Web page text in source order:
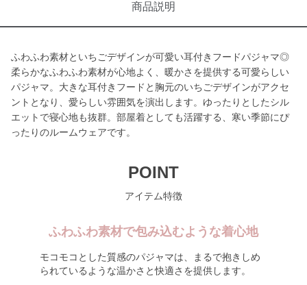
商品説明
ふわふわ素材といちごデザインが可愛い耳付きフードパジャマ◎
柔らかなふわふわ素材が心地よく、暖かさを提供する可愛らしい
パジャマ。大きな耳付きフードと胸元のいちごデザインがアクセ
ントとなり、愛らしい雰囲気を演出します。ゆったりとしたシル
エットで寝心地も抜群。部屋着としても活躍する、寒い季節にぴ
ったりのルームウェアです。
POINT
アイテム特徴
ふわふわ素材で包み込むような着心地
モコモコとした質感のパジャマは、まるで抱きしめ
られているような温かさと快適さを提供します。